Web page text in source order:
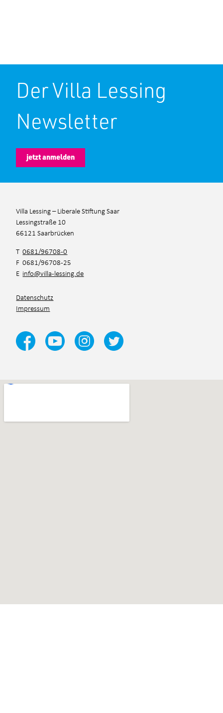
Ihre Daten
Ja, ich habe dieDatenschutzbestimmungen
Teilnahmebedingungen
gelesen und akzeptiert.*
*Pflichtfelder
Der Villa Lessing
Newsletter
jetzt anmelden
Villa Lessing – Liberale Stiftung Saar
Lessingstraße 10
66121 Saarbrücken
T0681/96708-0
F 0681/96708-25
E info@villa-lessing.de
Datenschutz
Impressum